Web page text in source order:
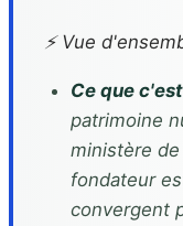
⚡ Vue
Ce que c'est
patrimoine
ministère
fondateur
convergent